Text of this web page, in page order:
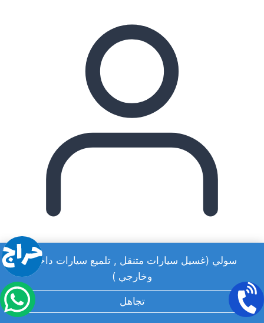
سولي (غسيل سيارات متنقل , تلميع سيارات داخلي
وخارجي )
تجاهل